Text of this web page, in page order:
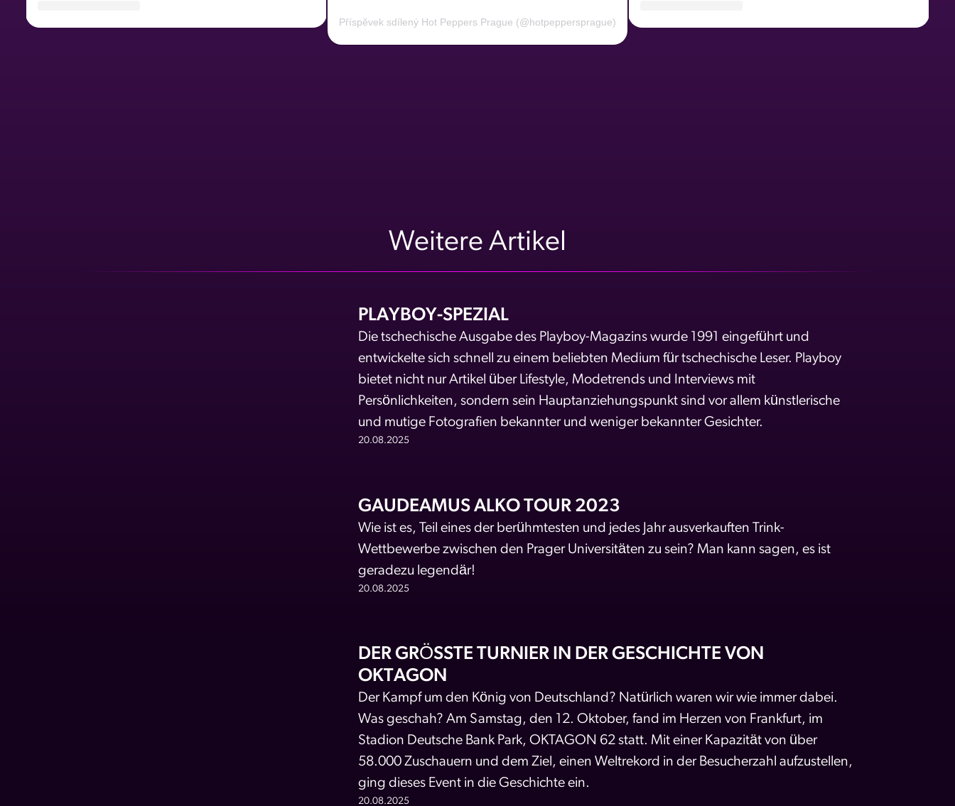
Příspěvek sdílený Hot Peppers Prague (@hotpeppersprague)
Weitere Artikel
PLAYBOY-SPEZIAL
Die tschechische Ausgabe des Playboy-Magazins wurde 1991 eingeführt und
entwickelte sich schnell zu einem beliebten Medium für tschechische Leser. Playboy
bietet nicht nur Artikel über Lifestyle, Modetrends und Interviews mit
Persönlichkeiten, sondern sein Hauptanziehungspunkt sind vor allem künstlerische
und mutige Fotografien bekannter und weniger bekannter Gesichter.
20.08.2025
GAUDEAMUS ALKO TOUR 2023
Wie ist es, Teil eines der berühmtesten und jedes Jahr ausverkauften Trink-
Wettbewerbe zwischen den Prager Universitäten zu sein? Man kann sagen, es ist
geradezu legendär!
20.08.2025
DER GRÖSSTE TURNIER IN DER GESCHICHTE VON O
KTAGON
Der Kampf um den König von Deutschland? Natürlich waren wir wie immer dabei.
Was geschah? Am Samstag, den 12. Oktober, fand im Herzen von Frankfurt, im
Stadion Deutsche Bank Park, OKTAGON 62 statt. Mit einer Kapazität von über
58.000 Zuschauern und dem Ziel, einen Weltrekord in der Besucherzahl aufzustellen,
ging dieses Event in die Geschichte ein.
20.08.2025